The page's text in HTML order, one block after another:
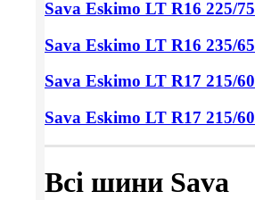
Sava Eskimo LT R16 225/75
Sava Eskimo LT R16 235/65
Sava Eskimo LT R17 215/60
Sava Eskimo LT R17 215/60
Всі шини Sava